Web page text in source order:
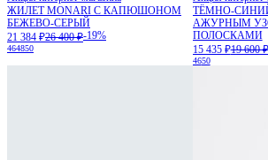
ЖИЛЕТ MONARI С КАПЮШОНОМ
БЕЖЕВО-СЕРЫЙ
21 384 ₽26 400 ₽-19%
464850
ТЁМНО-
АЖУРНЫМ
ПОЛОСКАМИ
15 435 ₽19 600 ₽
4650